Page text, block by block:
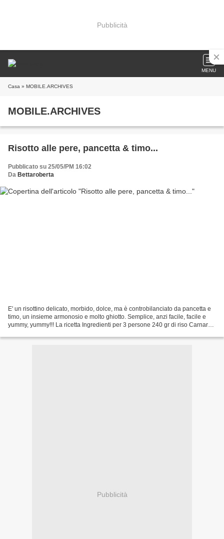
Pubblicità
MENU
Casa » MOBILE.ARCHIVES
MOBILE.ARCHIVES
Risotto alle pere, pancetta & timo...
Pubblicato su 25/05/PM 16:02
Da Bettaroberta
E' un risottino delicato, morbido, dolce, ma è controbilanciato da pancetta e
timo, un insieme armonosio e molto ghiotto. Semplice, anzi facile, facile e
yummy, yummy!!! La ricetta Ingredienti per 3 persone 240 gr di riso Carnaroli
Pubblicità